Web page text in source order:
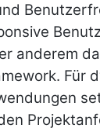
anderem
Für